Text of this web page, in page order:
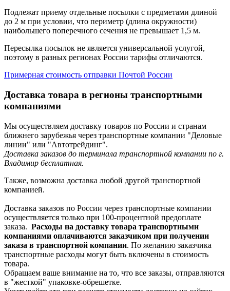
Подлежат приему отдельные посылки с предметами длиной
до 2 м при условии, что периметр (длина окружности)
наибольшего поперечного сечения не превышает 1,5 м.
Пересылка посылок не является универсальной услугой,
поэтому в разных регионах России тарифы отличаются.
Примерная стоимость отправки Почтой России
Доставка товара в регионы транспортными
компаниями
Мы осуществляем доставку товаров по России и странам
ближнего зарубежья через транспортные компании "Деловые
линии" или "Автотрейдинг".
Доставка заказов до терминала транспортной компании по г.
Владимир бесплатная.
Также, возможна доставка любой другой транспортной
компанией.
Доставка заказов по России через транспортные компании
осуществляется только при 100-процентной предоплате
заказа. Расходы на доставку товара транспортными
компаниями оплачиваются заказчиком при получении
заказа в транспортной компании. По желанию заказчика
транспортные расходы могут быть включены в стоимость
товара.
Обращаем ваше внимание на то, что все заказы, отправляются
в "жесткой" упаковке-обрешетке.